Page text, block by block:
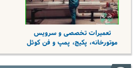
تعمیرات تخصصی و سرویس
موتورخانه، پکیج، پمپ و فن کوئل